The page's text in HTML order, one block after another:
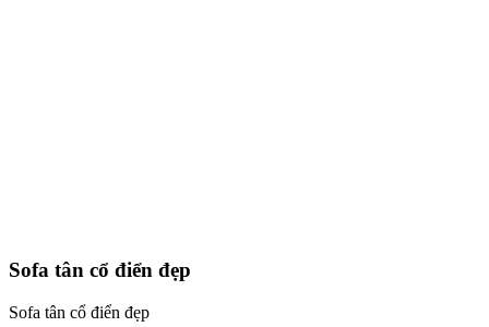
Sofa tân cổ điển đẹp
Sofa tân cổ điển đẹp